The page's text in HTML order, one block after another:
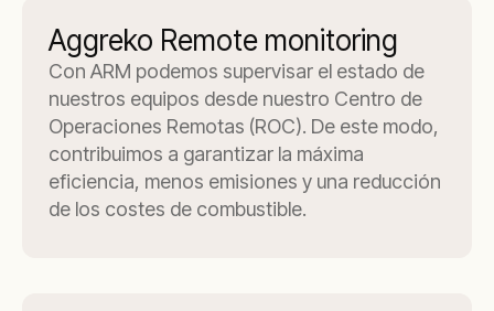
Aggreko Remote monitoring
Con ARM podemos supervisar el estado de
nuestros equipos desde nuestro Centro de
Operaciones Remotas (ROC). De este modo,
contribuimos a garantizar la máxima
eficiencia, menos emisiones y una reducción
de los costes de combustible.